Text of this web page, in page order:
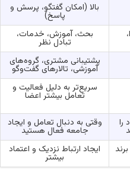
بالا (امکان گفتگو، پرسش و
پاسخ)
بحث، آموزش، خدمات،
تبادل نظر
پشتیبانی مشتری، گروه‌های
آموزشی، تالارهای گفت‌وگو
سریع‌تر به دلیل فعالیت و
تعامل بیشتر اعضا
را وقتی به دنبال تعامل و ایجاد
جامعه فعال هستید
ایجاد ارتباط نزدیک و اعتماد
بیشتر